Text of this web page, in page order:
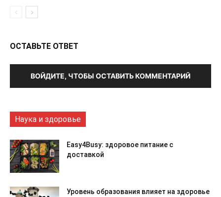
ОСТАВЬТЕ ОТВЕТ
ВОЙДИТЕ, ЧТОБЫ ОСТАВИТЬ КОММЕНТАРИЙ
Наука и здоровье
Easy4Busy: здоровое питание с
доставкой
Уровень образования влияет на здоровье